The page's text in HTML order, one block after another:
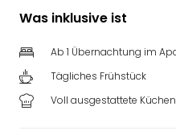
Was inklusive ist
Ab 1 Übernachtung im
Tägliches Frühstück
Voll ausgestattete